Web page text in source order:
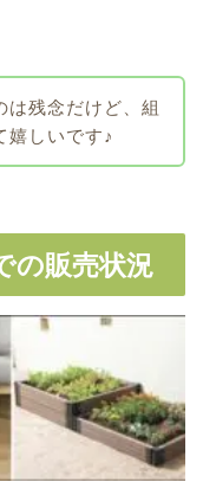
は残念だけど、組
嬉しいです♪
の販売状況